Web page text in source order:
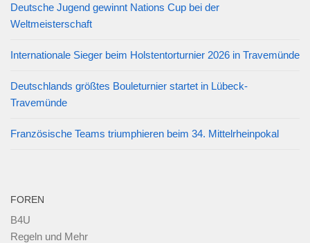
Deutsche Jugend gewinnt Nations Cup bei der
Weltmeisterschaft
Internationale Sieger beim Holstentorturnier 2026 in Travemünde
Deutschlands größtes Bouleturnier startet in Lübeck-
Travemünde
Französische Teams triumphieren beim 34. Mittelrheinpokal
FOREN
B4U
Regeln und Mehr